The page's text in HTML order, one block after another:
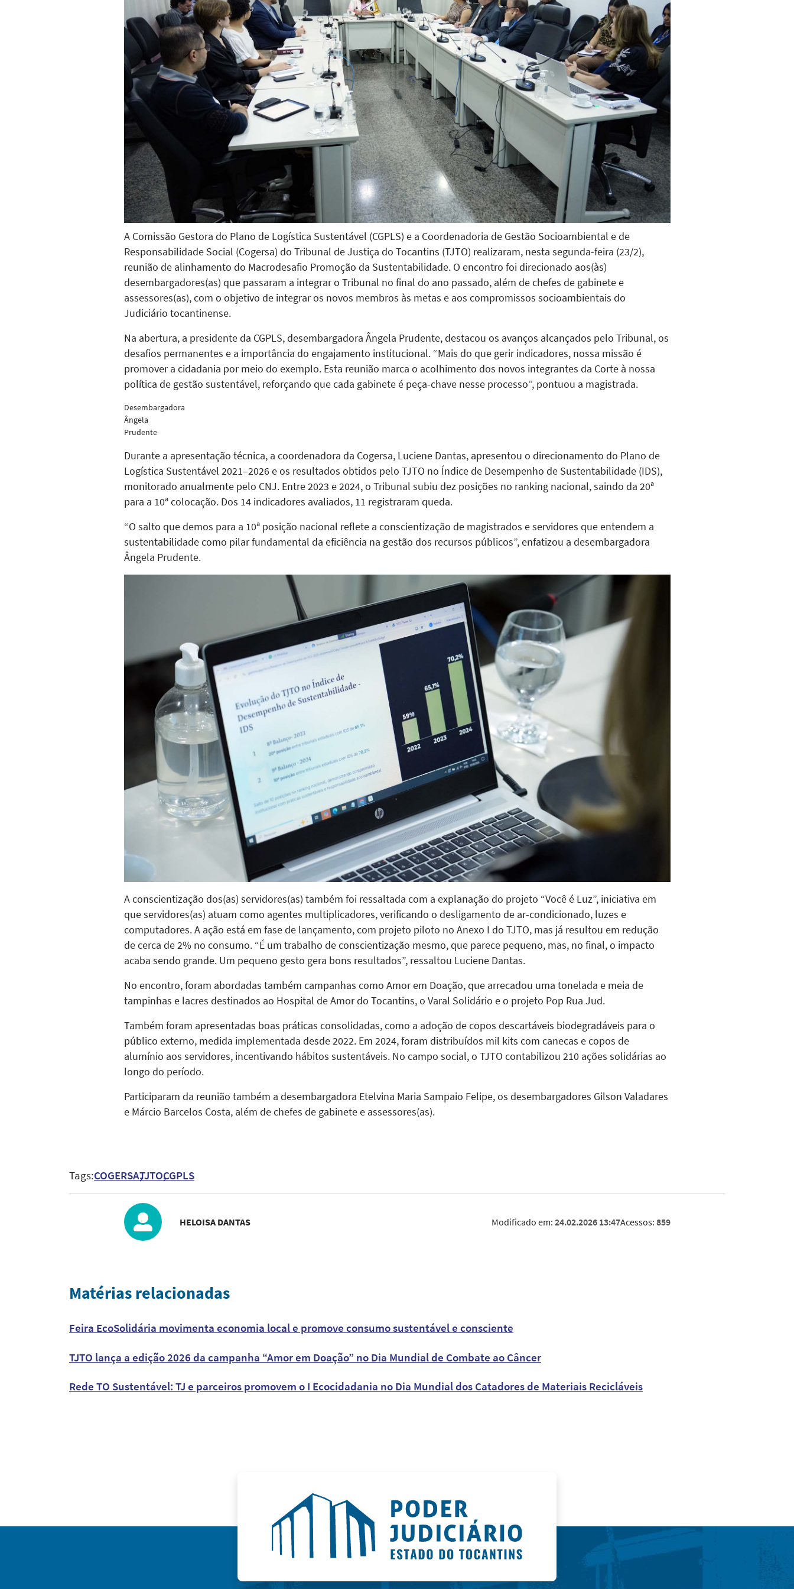
A Comissão Gestora do Plano de Logística Sustentável (CGPLS) e a Coordenadoria de Gestão Socioambiental e de
Responsabilidade Social (Cogersa) do Tribunal de Justiça do Tocantins (TJTO) realizaram, nesta segunda-feira (23/2),
reunião de alinhamento do Macrodesafio Promoção da Sustentabilidade. O encontro foi direcionado aos(às)
desembargadores(as) que passaram a integrar o Tribunal no final do ano passado, além de chefes de gabinete e
assessores(as), com o objetivo de integrar os novos membros às metas e aos compromissos socioambientais do
Judiciário tocantinense.
Na abertura, a presidente da CGPLS, desembargadora Ângela Prudente, destacou os avanços alcançados pelo Tribunal, os
desafios permanentes e a importância do engajamento institucional. “Mais do que gerir indicadores, nossa missão é
promover a cidadania por meio do exemplo. Esta reunião marca o acolhimento dos novos integrantes da Corte à nossa
política de gestão sustentável, reforçando que cada gabinete é peça-chave nesse processo”, pontuou a magistrada.
Desembargadora
Ângela
Prudente
Durante a apresentação técnica, a coordenadora da Cogersa, Luciene Dantas, apresentou o direcionamento do Plano de
Logística Sustentável 2021–2026 e os resultados obtidos pelo TJTO no Índice de Desempenho de Sustentabilidade (IDS),
monitorado anualmente pelo CNJ. Entre 2023 e 2024, o Tribunal subiu dez posições no ranking nacional, saindo da 20ª
para a 10ª colocação. Dos 14 indicadores avaliados, 11 registraram queda.
“O salto que demos para a 10ª posição nacional reflete a conscientização de magistrados e servidores que entendem a
sustentabilidade como pilar fundamental da eficiência na gestão dos recursos públicos”, enfatizou a desembargadora
Ângela Prudente.
A conscientização dos(as) servidores(as) também foi ressaltada com a explanação do projeto “Você é Luz”, iniciativa em
que servidores(as) atuam como agentes multiplicadores, verificando o desligamento de ar-condicionado, luzes e
computadores. A ação está em fase de lançamento, com projeto piloto no Anexo I do TJTO, mas já resultou em redução
de cerca de 2% no consumo. “É um trabalho de conscientização mesmo, que parece pequeno, mas, no final, o impacto
acaba sendo grande. Um pequeno gesto gera bons resultados”, ressaltou Luciene Dantas.
No encontro, foram abordadas também campanhas como Amor em Doação, que arrecadou uma tonelada e meia de
tampinhas e lacres destinados ao Hospital de Amor do Tocantins, o Varal Solidário e o projeto Pop Rua Jud.
Também foram apresentadas boas práticas consolidadas, como a adoção de copos descartáveis biodegradáveis para o
público externo, medida implementada desde 2022. Em 2024, foram distribuídos mil kits com canecas e copos de
alumínio aos servidores, incentivando hábitos sustentáveis. No campo social, o TJTO contabilizou 210 ações solidárias ao
longo do período.
Participaram da reunião também a desembargadora Etelvina Maria Sampaio Felipe, os desembargadores Gilson Valadares
e Márcio Barcelos Costa, além de chefes de gabinete e assessores(as).
Tags:COGERSATJTOCGPLS
HELOISA DANTAS Modificado em: 24.02.2026 13:47Acessos: 859
Matérias relacionadas
Feira EcoSolidária movimenta economia local e promove consumo sustentável e consciente
TJTO lança a edição 2026 da campanha “Amor em Doação” no Dia Mundial de Combate ao Câncer
Rede TO Sustentável: TJ e parceiros promovem o I Ecocidadania no Dia Mundial dos Catadores de Materiais Recicláveis